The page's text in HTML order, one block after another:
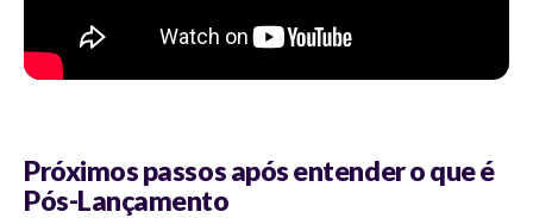
Próximos passos após entender o que é
Pós-Lançamento